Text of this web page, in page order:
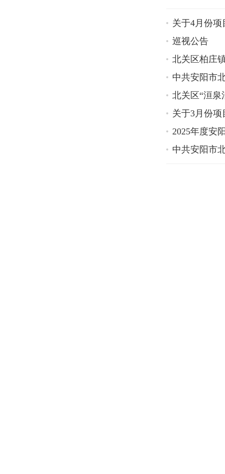
关于4月份
巡视公告
北关区柏庄
中共安阳市
北关区“洹泉
关于3月份
2025年度安
中共安阳市